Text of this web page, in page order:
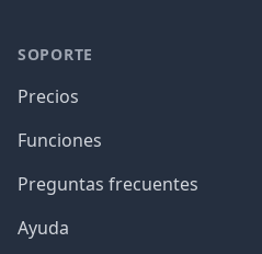
SOPORTE
Precios
Funciones
Preguntas frecuentes
Ayuda